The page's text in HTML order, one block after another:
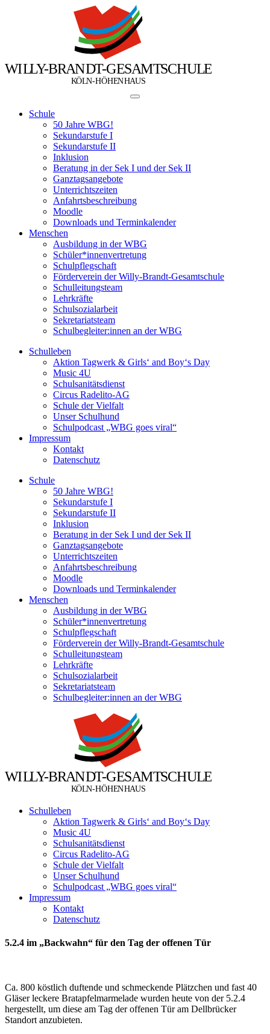
WILLY-BRANDT-GESAMTSCHULE
KÖLN-HÖHENHAUS
Schule
50 Jahre WBG!
Sekundarstufe I
Sekundarstufe II
Inklusion
Beratung in der Sek I und der Sek II
Ganztagsangebote
Unterrichtszeiten
Anfahrtsbeschreibung
Moodle
Downloads und Terminkalender
Menschen
Ausbildung in der WBG
Schüler*innenvertretung
Schulpflegschaft
Förderverein der Willy-Brandt-Gesamtschule
Schulleitungsteam
Lehrkräfte
Schulsozialarbeit
Sekretariatsteam
Schulbegleiter:innen an der WBG
Schulleben
Aktion Tagwerk & Girls‘ and Boy‘s Day
Music 4U
Schulsanitätsdienst
Circus Radelito-AG
Schule der Vielfalt
Unser Schulhund
Schulpodcast „WBG goes viral“
Impressum
Kontakt
Datenschutz
Schule
50 Jahre WBG!
Sekundarstufe I
Sekundarstufe II
Inklusion
Beratung in der Sek I und der Sek II
Ganztagsangebote
Unterrichtszeiten
Anfahrtsbeschreibung
Moodle
Downloads und Terminkalender
Menschen
Ausbildung in der WBG
Schüler*innenvertretung
Schulpflegschaft
Förderverein der Willy-Brandt-Gesamtschule
Schulleitungsteam
Lehrkräfte
Schulsozialarbeit
Sekretariatsteam
Schulbegleiter:innen an der WBG
WILLY-BRANDT-GESAMTSCHULE
KÖLN-HÖHENHAUS
Schulleben
Aktion Tagwerk & Girls‘ and Boy‘s Day
Music 4U
Schulsanitätsdienst
Circus Radelito-AG
Schule der Vielfalt
Unser Schulhund
Schulpodcast „WBG goes viral“
Impressum
Kontakt
Datenschutz
5.2.4 im „Backwahn“ für den Tag der offenen Tür
Ca. 800 köstlich duftende und schmeckende Plätzchen und fast 40
Gläser leckere Bratapfelmarmelade wurden heute von der 5.2.4
hergestellt, um diese am Tag der offenen Tür am Dellbrücker
Standort anzubieten.